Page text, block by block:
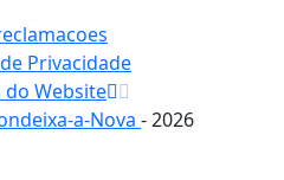
Privacidade
do Website
a-Nova - 2026